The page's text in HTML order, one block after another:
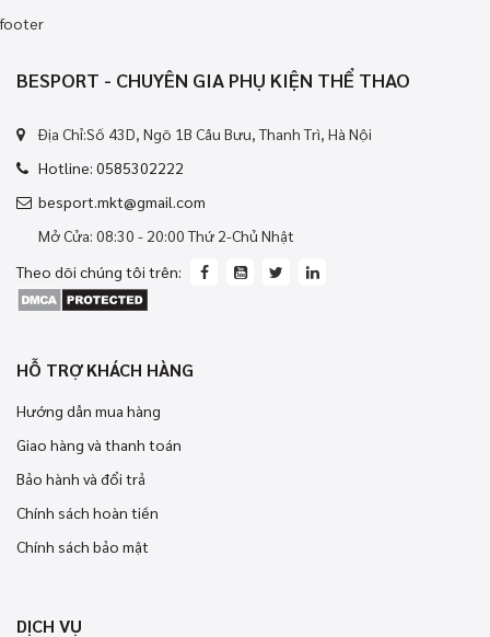
footer
BESPORT - CHUYÊN GIA PHỤ KIỆN THỂ THAO
Địa Chỉ:Số 43D, Ngõ 1B Cầu Bưu, Thanh Trì, Hà Nội
Hotline: 0585302222
besport.mkt@gmail.com
Mở Cửa: 08:30 - 20:00 Thứ 2-Chủ Nhật
Theo dõi chúng tôi trên:
HỖ TRỢ KHÁCH HÀNG
Hướng dẫn mua hàng
Giao hàng và thanh toán
Bảo hành và đổi trả
Chính sách hoàn tiền
Chính sách bảo mật
DỊCH VỤ